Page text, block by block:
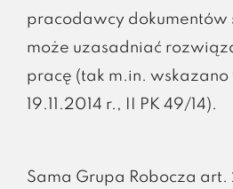
pracodawcy dokumentów
może uzasadniać
pracę (tak m.in. wskazano
19.11.2014 r., II PK 49/14).
Sama Grupa Robocza